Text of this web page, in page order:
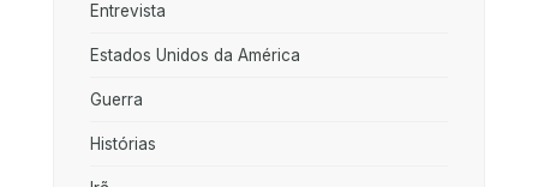
Entrevista
Estados Unidos da América
Guerra
Histórias